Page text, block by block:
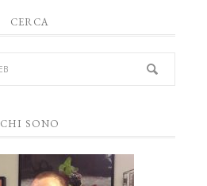
CERCA
CHI SONO